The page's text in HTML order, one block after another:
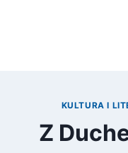
KULTURA I
Z